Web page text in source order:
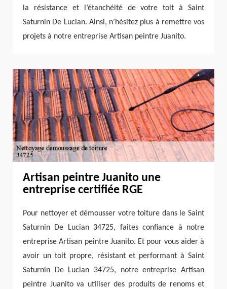
la résistance et l’étanchéité de votre toit à Saint
Saturnin De Lucian. Ainsi, n’hésitez plus à remettre vos
projets à notre entreprise Artisan peintre Juanito.
Artisan peintre Juanito une
entreprise certifiée RGE
Pour nettoyer et démousser votre toiture dans le Saint
Saturnin De Lucian 34725, faites confiance à notre
entreprise Artisan peintre Juanito. Et pour vous aider à
avoir un toit propre, résistant et performant à Saint
Saturnin De Lucian 34725, notre entreprise Artisan
peintre Juanito va utiliser des produits de renoms et